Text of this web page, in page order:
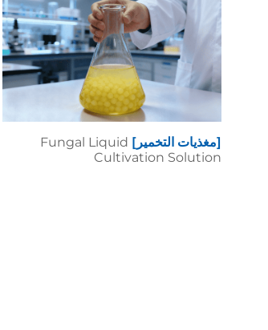
[مغذيات التخمير] Fungal Liquid
Cultivation Solution